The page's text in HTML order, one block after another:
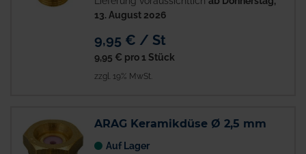
13. August 2026
9,95 € / St
9,95 € pro 1 Stück
zzgl. 19% MwSt.
ARAG Keramikdüse Ø 2,5 mm
Auf Lager